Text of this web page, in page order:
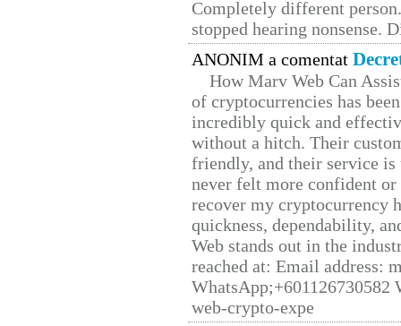
Completely different
stopped hearing nonsense.
ANONIM a comentat
How Marv Web Can
of cryptocurrencies has
incredibly quick and
without a hitch. Their
friendly, and their service
never felt more confident
recover my cryptocurrency
quickness, dependability,
Web stands out in the
reached at: Email address:
web-crypto-expe